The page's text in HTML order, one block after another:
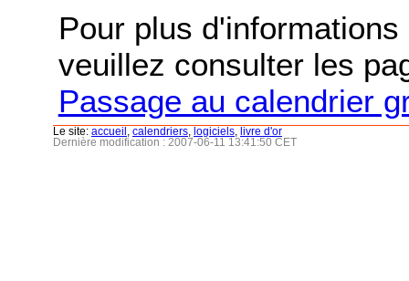
Pour plus
veuillez consulter les
Passage au calendrier
Le site: accueil calendriers logiciels
livre d'or
Dernière modification : 2007-06-11 13:41:50 CET